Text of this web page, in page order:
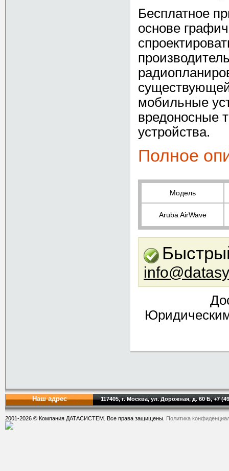
Бесплатное
основе
мобильные
вредоносные
устройства.
Полное
Модель
Aruba AirWave
Юридическим
Наш адрес 117405, г. Москва, ул. Дорожная, д. 60 Б, +7
2001-2026 © Компания ДАТАСИСТЕМ. Все права защищены. Политика